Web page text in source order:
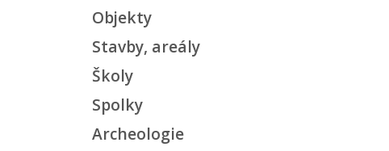
Objekty
Stavby, areály
Školy
Spolky
Archeologie